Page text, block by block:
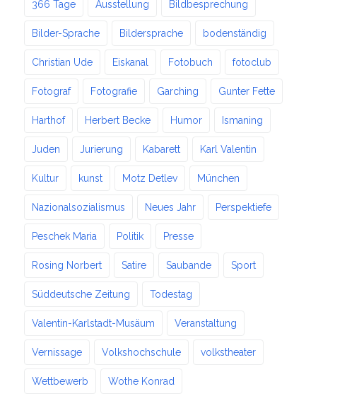
366 Tage Ausstellung Bildbesprechung
Bilder-Sprache Bildersprache bodenständig
Christian Ude Eiskanal Fotobuch fotoclub
Fotograf Fotografie Garching Gunter Fette
Harthof Herbert Becke Humor Ismaning
Juden Jurierung Kabarett Karl Valentin
Kultur kunst Motz Detlev München
Nazionalsozialismus Neues Jahr Perspektiefe
Peschek Maria Politik Presse
Rosing Norbert Satire Saubande Sport
Süddeutsche Zeitung Todestag
Valentin-Karlstadt-Musäum Veranstaltung
Vernissage Volkshochschule volkstheater
Wettbewerb Wothe Konrad